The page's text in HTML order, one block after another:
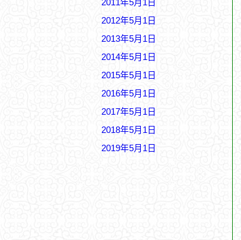
2011年5月1日
2012年5月1日
2013年5月1日
2014年5月1日
2015年5月1日
2016年5月1日
2017年5月1日
2018年5月1日
2019年5月1日